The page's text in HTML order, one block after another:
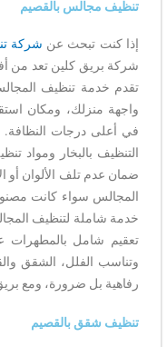
تنظيف مجالس بالقصيم
إذا كنت تبحث عن شركة
شركة بريق كلين تعد من
تقدم خدمة تنظيف
واجهة منزلك، ومكان
في أعلى درجات النظافة.
التنظيف بالبخار ومواد
ضمان عدم تلف الألوان أو
المجالس سواء كانت
خدمة شاملة لتنظيف
وتناسب الفلل، الشقق
رفاهية بل ضرورة، ومع
تنظيف شقق بالقصيم